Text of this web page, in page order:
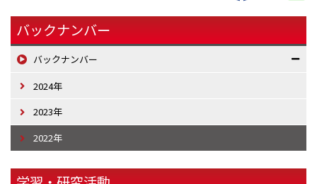
バックナンバー
バックナンバー
2024年
2023年
2022年